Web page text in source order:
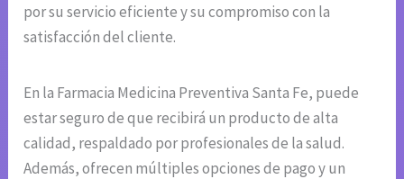
por su servicio eficiente y su compromiso con la
satisfacción del cliente.
En la Farmacia Medicina Preventiva Santa Fe, puede
estar seguro de que recibirá un producto de alta
calidad, respaldado por profesionales de la salud.
Además, ofrecen múltiples opciones de pago y un